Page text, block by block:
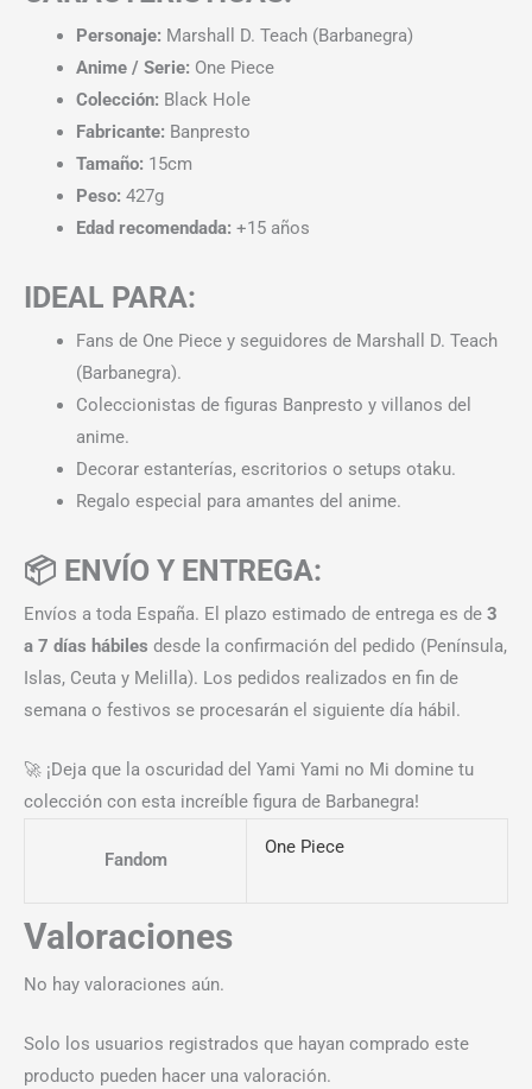
Personaje: Marshall D. Teach (Barbanegra)
Anime / Serie: One Piece
Colección: Black Hole
Fabricante: Banpresto
Tamaño: 15cm
Peso: 427g
Edad recomendada: +15 años
IDEAL PARA:
Fans de One Piece y seguidores de Marshall D. Teach
(Barbanegra).
Coleccionistas de figuras Banpresto y villanos del
anime.
Decorar estanterías, escritorios o setups otaku.
Regalo especial para amantes del anime.
📦 ENVÍO Y ENTREGA:
Envíos a toda España. El plazo estimado de entrega es de 3
a 7 días hábiles desde la confirmación del pedido (Península,
Islas, Ceuta y Melilla). Los pedidos realizados en fin de
semana o festivos se procesarán el siguiente día hábil.
🚀 ¡Deja que la oscuridad del Yami Yami no Mi domine tu
colección con esta increíble figura de Barbanegra!
Fandom
One Piece
Valoraciones
No hay valoraciones aún.
Solo los usuarios registrados que hayan comprado este
producto pueden hacer una valoración.